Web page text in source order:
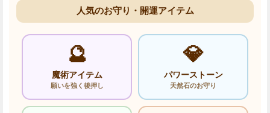
人気のお守り・開運アイテム
🔮
魔術アイテム
願いを強く後押し
💎
パワーストーン
天然石のお守り